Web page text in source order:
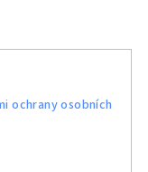
ochrany osobních